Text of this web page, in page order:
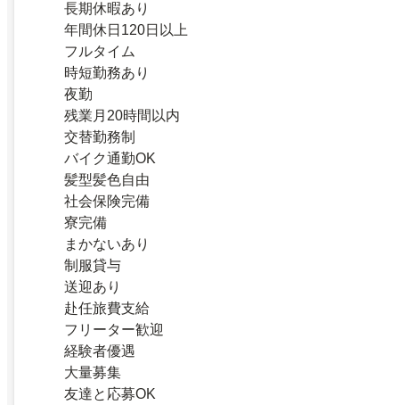
長期休暇あり
年間休日120日以上
フルタイム
時短勤務あり
夜勤
残業月20時間以内
交替勤務制
バイク通勤OK
髪型髪色自由
社会保険完備
寮完備
まかないあり
制服貸与
送迎あり
赴任旅費支給
フリーター歓迎
経験者優遇
大量募集
友達と応募OK